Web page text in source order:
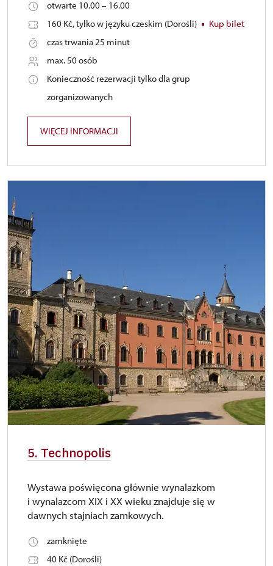
otwarte 10.00 – 16.00
160 Kč, tylko w języku czeskim (Dorośli)
Kup bilet
czas trwania 25 minut
max. 50 osób
Konieczność rezerwacji tylko dla grup
zorganizowanych
WIĘCEJ INFORMACJI
5. Technopolis
Wystawa poświęcona głównie wynalazkom
i wynalazcom XIX i XX wieku znajduje się w
dawnych stajniach zamkowych.
zamknięte
40 Kč (Dorośli)